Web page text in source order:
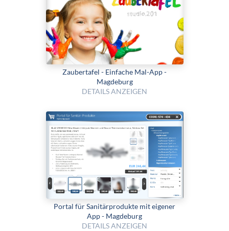
Zaubertafel - Einfache Mal-App -
Magdeburg
DETAILS ANZEIGEN
Portal für Sanitärprodukte mit eigener
App - Magdeburg
DETAILS ANZEIGEN